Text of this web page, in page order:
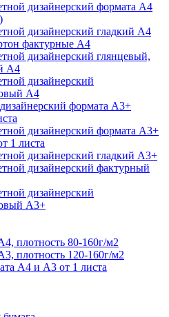
дизайнерский формата А4
дизайнерский гладкий А4
фактурные А4
дизайнерский глянцевый,
А4
дизайнерский
А4
формата А3+
дизайнерский формата А3+
1 листа
дизайнерский гладкий А3+
дизайнерский фактурный
дизайнерский
А3+
плотность 80-160г/м2
плотность 120-160г/м2
А4 и А3 от 1 листа